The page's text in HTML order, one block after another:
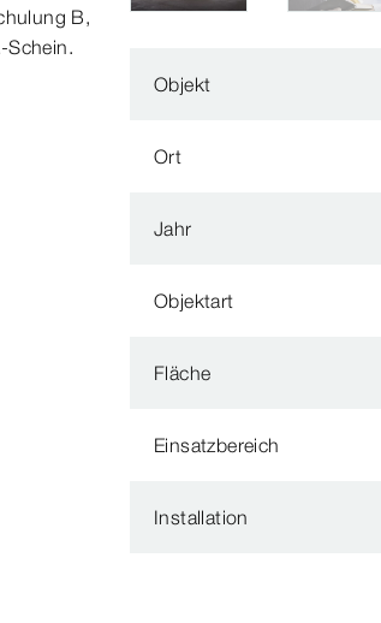
B,
Schein.
Objekt
Ort
Jahr
Objektart
Fläche
Einsatzbereich
Installation